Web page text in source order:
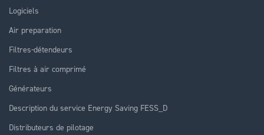
Logiciels
Air preparation
Filtres-détendeurs
Filtres à air comprimé
Générateurs
Description du service Energy Saving FESS_D
Distributeurs de pilotage